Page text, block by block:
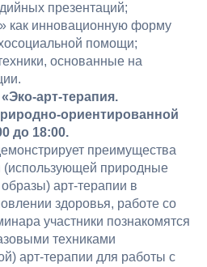
презентаций;
как инновационную форму
помощи;
основанные на
арт-терапия.
ориентированной
до 18:00.
преимущества
(использующей природные
арт-терапии в
здоровья, работе со
участники познакомятся
техниками
арт-терапии для работы с